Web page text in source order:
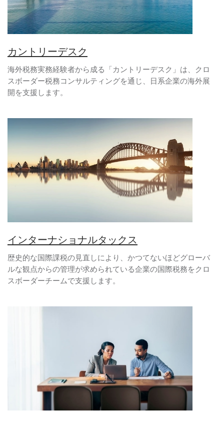
カントリーデスク
海外税務実務経験者から成る「カントリーデスク」は、クロ
スボーダー税務コンサルティングを通じ、日系企業の海外展
開を支援します。
インターナショナルタックス
歴史的な国際課税の見直しにより、かつてないほどグローバ
ルな観点からの管理が求められている企業の国際税務をクロ
スボーダーチームで支援します。